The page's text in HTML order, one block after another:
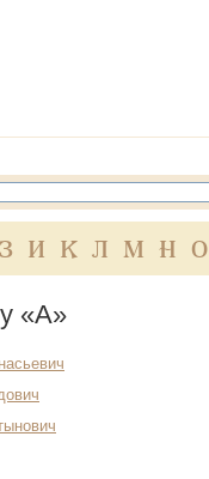
И К Л М Н О
«А»